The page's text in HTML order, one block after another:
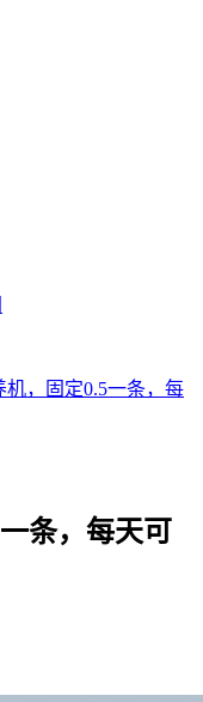
机，固定0.5一条，每
条，每天可